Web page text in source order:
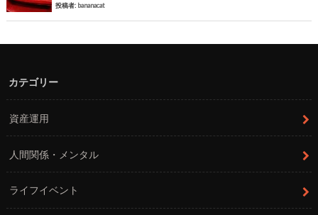
投稿者: bananacat
カテゴリー
資産運用
人間関係・メンタル
ライフイベント